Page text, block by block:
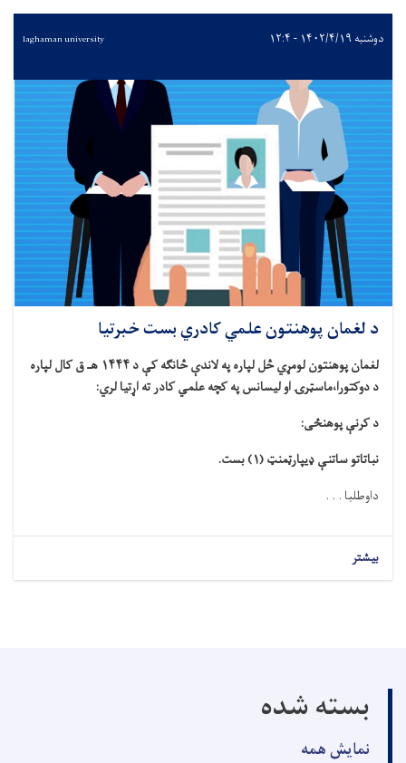
دوشنبه ۱۴۰۲/۴/۱۹ - ۱۲:۴ laghaman university
د لغمان پوهنتون علمي کادري بست خبرتیا
لغمان پوهنتون لومړي څل لپاره په لاندې څانګه کې د ۱۴۴۴ هـ ق کال لپاره
د دوکتورا،ماسټرۍ او لیسانس په کچه علمي کادر ته اړتیا لري:
د کرنې پوهنځی:
نباتاتو ساتنې ډیپارټمنټ (۱) بست.
داوطلبا . . .
بیشتر
بسته شده
نمایش همه